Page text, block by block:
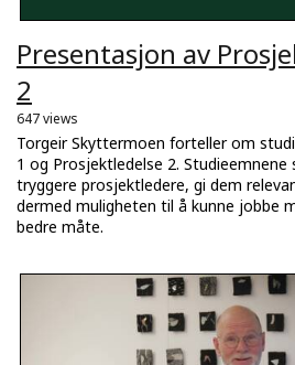
Presentasjon av
2
647 views
Torgeir Skyttermoen forteller om
1 og Prosjektledelse 2.
tryggere prosjektledere, gi dem
dermed muligheten til å kunne jobbe
bedre måte.